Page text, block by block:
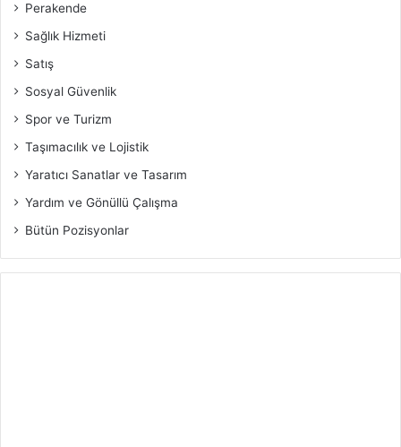
Perakende
Sağlık Hizmeti
Satış
Sosyal Güvenlik
Spor ve Turizm
Taşımacılık ve Lojistik
Yaratıcı Sanatlar ve Tasarım
Yardım ve Gönüllü Çalışma
Bütün Pozisyonlar